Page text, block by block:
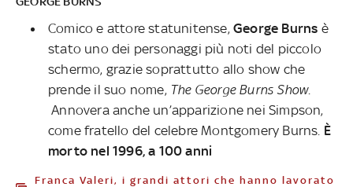
Comico e attore statunitense, George Burns è
stato uno dei personaggi più noti del piccolo
schermo, grazie soprattutto allo show che
prende il suo nome, The George Burns Show.
Annovera anche un’apparizione nei Simpson,
come fratello del celebre Montgomery Burns. È
morto nel 1996, a 100 anni
Franca Valeri, i grandi attori che hanno lavorato